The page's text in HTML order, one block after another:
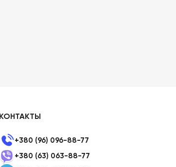
КОНТАКТЫ
+380 (96) 096-88-77
+380 (63) 063-88-77